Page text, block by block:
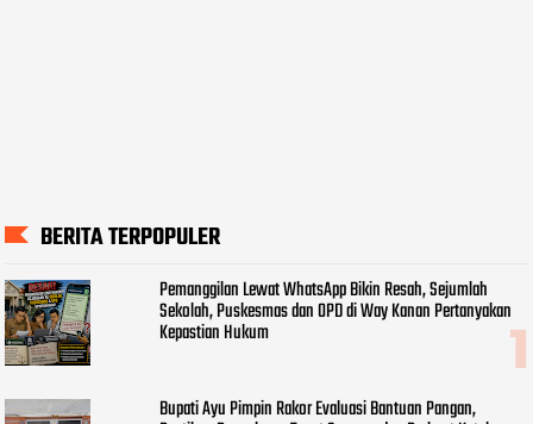
BERITA TERPOPULER
Pemanggilan Lewat WhatsApp Bikin Resah, Sejumlah
Sekolah, Puskesmas dan OPD di Way Kanan Pertanyakan
Kepastian Hukum
Bupati Ayu Pimpin Rakor Evaluasi Bantuan Pangan,